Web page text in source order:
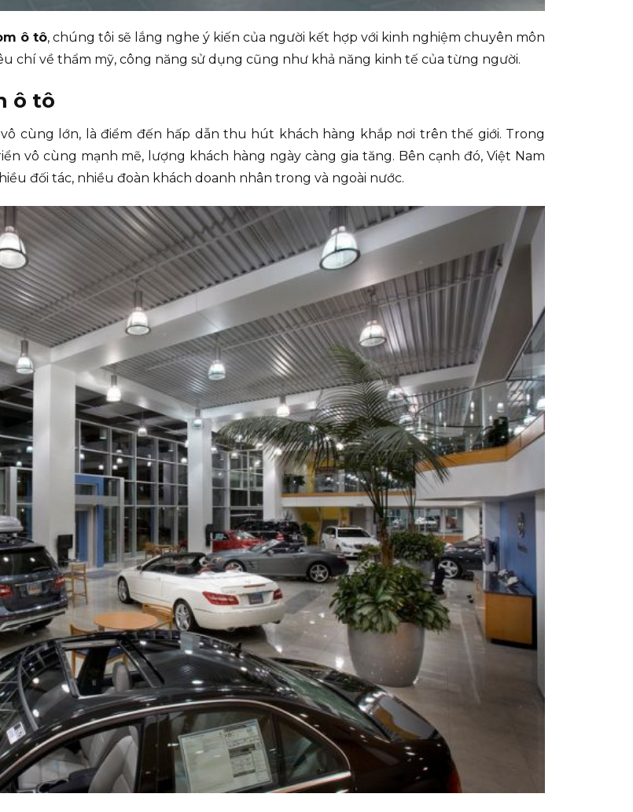
ô tô, chúng tôi sẽ lắng nghe ý kiến của người kết hợp với kinh nghiệm chuyên môn
chí về thẩm mỹ, công năng sử dụng cũng như khả năng kinh tế của từng người.
ô tô
cùng lớn, là điểm đến hấp dẫn thu hút khách hàng khắp nơi trên thế giới. Trong
vô cùng mạnh mẽ, lượng khách hàng ngày càng gia tăng. Bên cạnh đó, Việt Nam
đối tác, nhiều đoàn khách doanh nhân trong và ngoài nước.